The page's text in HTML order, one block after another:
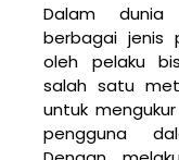
Dalam dunia
berbagai jenis
oleh pelaku
salah satu
untuk
pengguna